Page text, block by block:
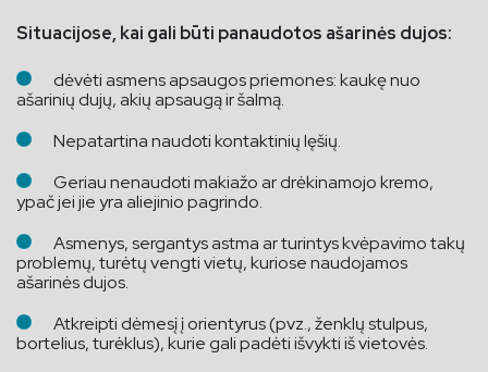
Situacijose, kai gali būti panaudotos ašarinės dujos:
dėvėti asmens apsaugos priemones: kaukę nuo
ašarinių dujų, akių apsaugą ir šalmą.
Nepatartina naudoti kontaktinių lęšių.
Geriau nenaudoti makiažo ar drėkinamojo kremo,
ypač jei jie yra aliejinio pagrindo.
Asmenys, sergantys astma ar turintys kvėpavimo takų
problemų, turėtų vengti vietų, kuriose naudojamos
ašarinės dujos.
Atkreipti dėmesį į orientyrus (pvz., ženklų stulpus,
bortelius, turėklus), kurie gali padėti išvykti iš vietovės.